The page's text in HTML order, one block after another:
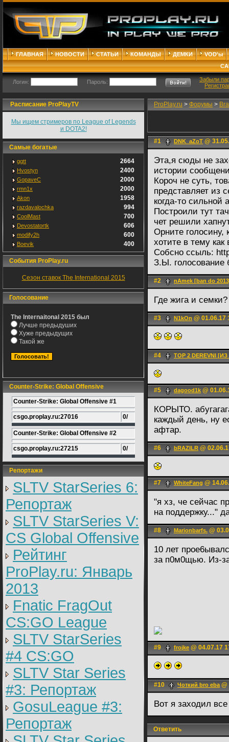
ГЛАВНАЯ НОВОСТИ СТАТЬИ КОМАНДЫ ДЕМКИ
VOD'ы
Логин: Пароль:
Забыли
Расписание ProPlayTV
Мы ищем стримеров по League of Legends
и DOTA2!
Самые богатые
ggtt 2664
Hvostyn 2400
GopaveC 2000
rmn1x 2000
Akon 1958
razdavalochka 994
CoolMast 700
Devostatortk 606
modify2h 600
Boevik 400
События ProPlay.ru
Сезон ставок The International 2015
Голосование
The Internaitonal 2015 был
Лучше предыдуших
Хуже предыдущих
Такой же
Counter-Strike: Global Offensive
Counter-Strike: Global Offensive #1
csgo.proplay.ru:27016 0/
Counter-Strike: Global Offensive #2
csgo.proplay.ru:27215 0/
Репортажи
SLTV StarSeries 6:
Репортаж
SLTV StarSeries V:
CS Global Offensive
Рейтинг
ProPlay.ru: Январь
2013
Fnatic FragOut
CS:GO League
SLTV StarSeries
#4 CS:GO
SLTV Star Series
#3: Репортаж
GosuLeague #3:
Репортаж
ProPlay.ru > Форумы >
#1 DNK_aZoT @
Эта,я сюды не
истории
Короч не суть,
представляет из
когда-то сильной
Построили тут
чет решили
Орните голосину,
хотите в тему как
Собсно ссыль:
З.Ы. голосование
#2 nAmek [ban do
Где жига и
#3 N1kOn @ 01.06.17
#4 TOP 2 DEREVNI
#5 dagood1k @
КОРЫТО.
каждый день, ну
афтар.
#6 bRAZILR @
#7 WhiteFаng @
"я хз, че сейчас
на поддержку..."
#8 Marionbarfs. @
10 лет
за п0м0щью. Из-
#9 frojke @ 04.07.17
#10 Чоткий bro eba@
Вот я заходил
Ответить